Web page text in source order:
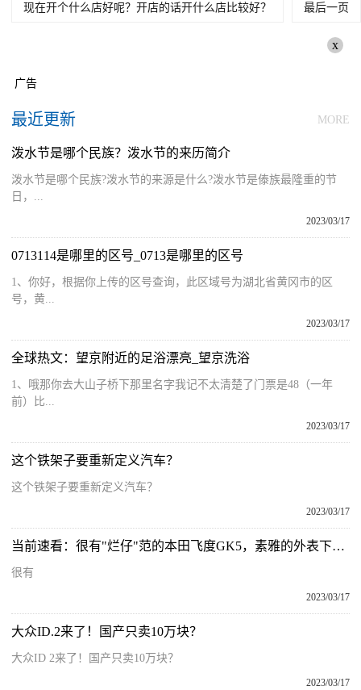
现在开个什么店好呢？开店的话开什么店比较好？ 最后一页
x
广告
最近更新 MORE
泼水节是哪个民族？泼水节的来历简介
泼水节是哪个民族?泼水节的来源是什么?泼水节是傣族最隆重的节
日，...
2023/03/17
0713114是哪里的区号_0713是哪里的区号
1、你好，根据你上传的区号查询，此区域号为湖北省黄冈市的区
号，黄...
2023/03/17
全球热文：望京附近的足浴漂亮_望京洗浴
1、哦那你去大山子桥下那里名字我记不太清楚了门票是48（一年
前）比...
2023/03/17
这个铁架子要重新定义汽车？
这个铁架子要重新定义汽车？
2023/03/17
当前速看：很有"烂仔"范的本田飞度GK5，素雅的外表下有着狂躁的内心
很有
2023/03/17
大众ID.2来了！国产只卖10万块？
大众ID 2来了！国产只卖10万块？
2023/03/17